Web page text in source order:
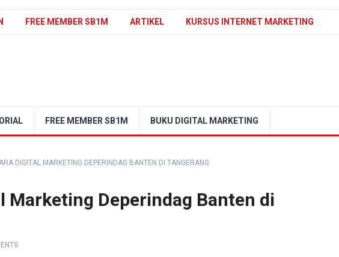
FREE MEMBER SB1M ARTIKEL KURSUS INTERNET MARKETING
FREE MEMBER SB1M BUKU DIGITAL MARKETING
DIGITAL MARKETING DEPERINDAG BANTEN DI TANGERANG
Marketing Deperindag Banten di